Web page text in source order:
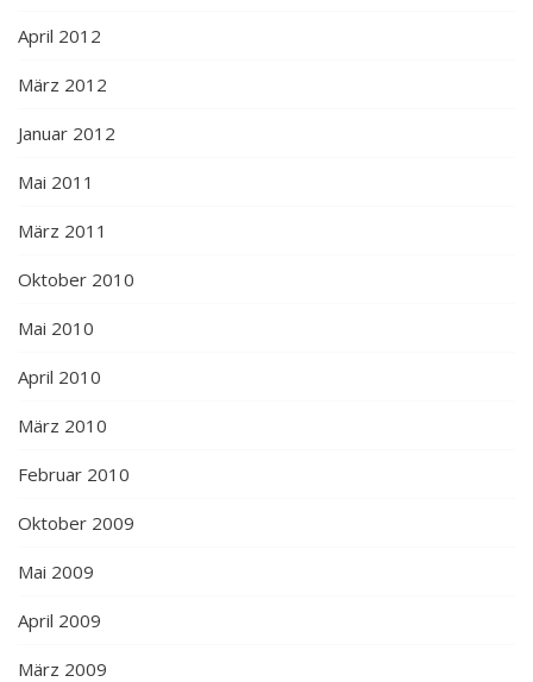
April 2012
März 2012
Januar 2012
Mai 2011
März 2011
Oktober 2010
Mai 2010
April 2010
März 2010
Februar 2010
Oktober 2009
Mai 2009
April 2009
März 2009